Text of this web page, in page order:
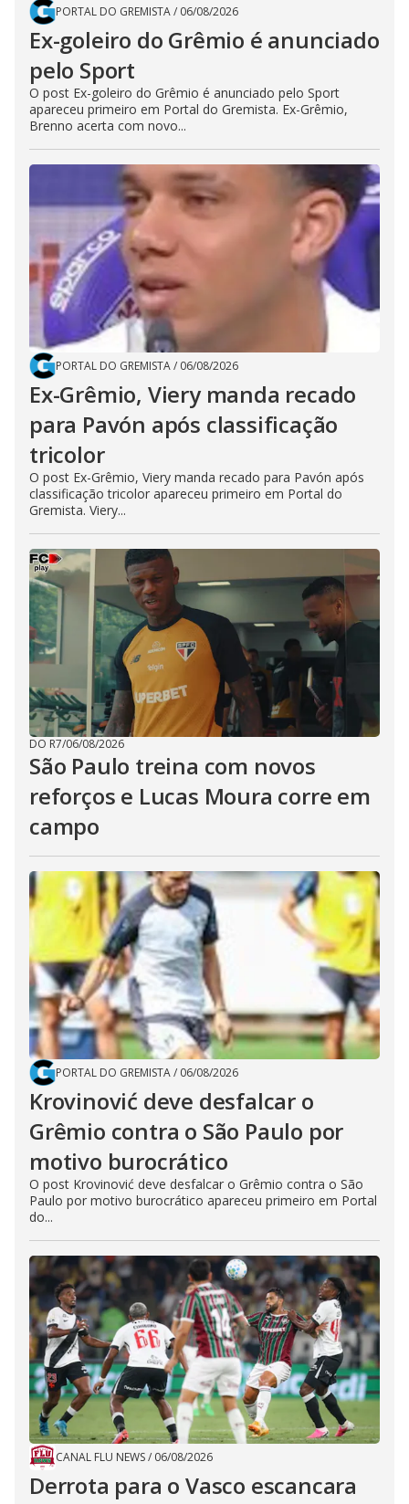
PORTAL DO GREMISTA/ 06/08/2026
Ex-goleiro do Grêmio é anunciado
pelo Sport
O post Ex-goleiro do Grêmio é anunciado pelo Sport
apareceu primeiro em Portal do Gremista. Ex-Grêmio,
Brenno acerta com novo...
PORTAL DO GREMISTA/ 06/08/2026
Ex-Grêmio, Viery manda recado
para Pavón após classificação
tricolor
O post Ex-Grêmio, Viery manda recado para Pavón após
classificação tricolor apareceu primeiro em Portal do
Gremista. Viery...
DO R7/06/08/2026
São Paulo treina com novos
reforços e Lucas Moura corre em
campo
PORTAL DO GREMISTA/ 06/08/2026
Krovinović deve desfalcar o
Grêmio contra o São Paulo por
motivo burocrático
O post Krovinović deve desfalcar o Grêmio contra o São
Paulo por motivo burocrático apareceu primeiro em Portal
do...
CANAL FLU NEWS/ 06/08/2026
Derrota para o Vasco escancara